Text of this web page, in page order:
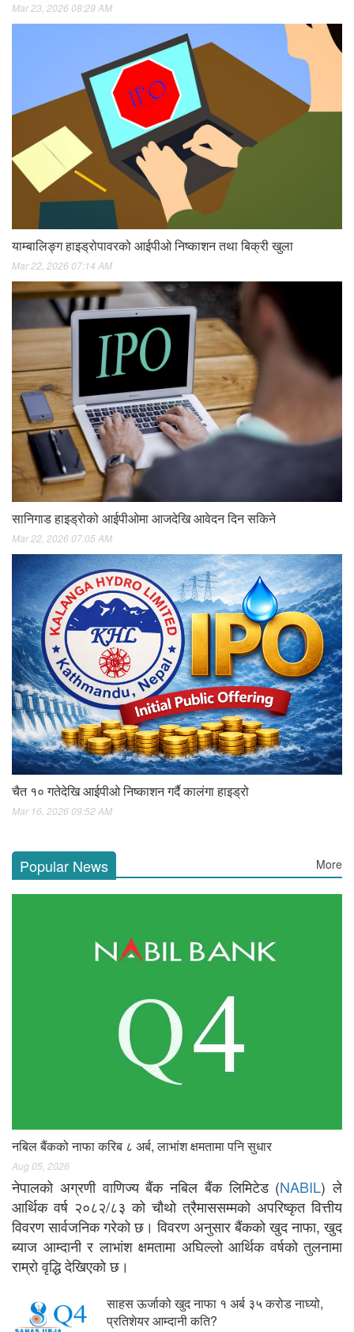
Mar 23, 2026 08:29 AM
याम्बालिङ्ग हाइड्रोपावरको आईपीओ निष्काशन तथा बिक्री खुला
Mar 22, 2026 07:14 AM
सानिगाड हाइड्रोको आईपीओमा आजदेखि आवेदन दिन सकिने
Mar 22, 2026 07:05 AM
चैत १० गतेदेखि आईपीओ निष्काशन गर्दै कालंगा हाइड्रो
Mar 16, 2026 09:52 AM
Popular News More
नबिल बैंकको नाफा करिब ८ अर्ब, लाभांश क्षमतामा पनि सुधार
Aug 05, 2026
नेपालको अग्रणी वाणिज्य बैंक नबिल बैंक लिमिटेड (NABIL) ले
आर्थिक वर्ष २०८२/८३ को चौथो त्रैमाससम्मको अपरिष्कृत वित्तीय
विवरण सार्वजनिक गरेको छ। विवरण अनुसार बैंकको खुद नाफा, खुद
ब्याज आम्दानी र लाभांश क्षमतामा अघिल्लो आर्थिक वर्षको तुलनामा
राम्रो वृद्धि देखिएको छ।
साहस ऊर्जाको खुद नाफा १ अर्ब ३५ करोड नाघ्यो,
प्रतिशेयर आम्दानी कति?